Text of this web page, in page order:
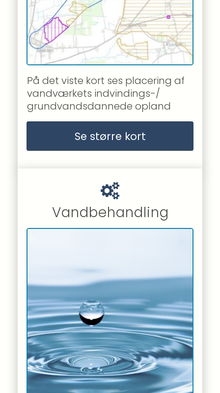
På det viste kort ses placering af
vandværkets indvindings-/
grundvandsdannede opland
Se større kort
Vandbehandling